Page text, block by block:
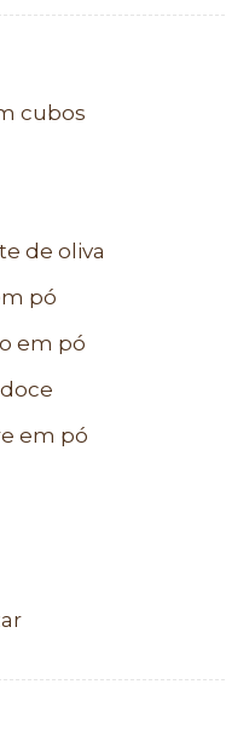
cubos
de oliva
pó
em pó
em pó